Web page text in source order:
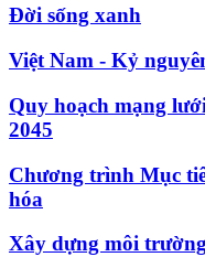
Đời sống xanh
Việt Nam - Kỷ
Quy hoạch mạng
2045
Chương trình Mục
hóa
Xây dựng môi